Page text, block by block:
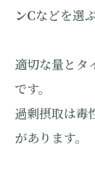
ンCなどを選
適切な量とタ
です。
過剰摂取は毒
があります。